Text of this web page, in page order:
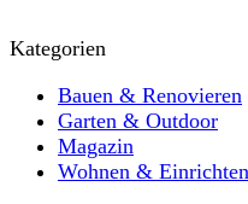
Kategorien
Bauen & Renovieren
Garten & Outdoor
Magazin
Wohnen & Einrichten